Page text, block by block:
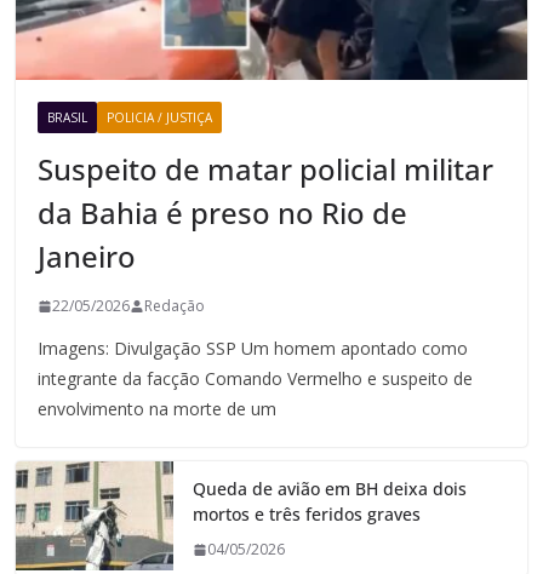
BRASIL POLICIA / JUSTIÇA
Suspeito de matar policial militar
da Bahia é preso no Rio de
Janeiro
22/05/2026 Redação
Imagens: Divulgação SSP Um homem apontado como
integrante da facção Comando Vermelho e suspeito de
envolvimento na morte de um
Queda de avião em BH deixa dois
mortos e três feridos graves
04/05/2026